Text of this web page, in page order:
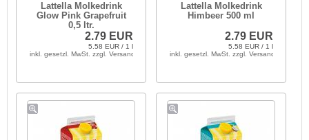
Lattella Molkedrink
Glow Pink Grapefruit
0,5 ltr.
2.79 EUR
5.58 EUR / 1 l
inkl. gesetzl. MwSt. zzgl. Versandkosten
Lattella Molkedrink
Himbeer 500 ml
2.79 EUR
5.58 EUR / 1 l
inkl. gesetzl. MwSt. zzgl. Versandkosten